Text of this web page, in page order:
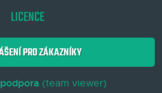
LICENCE
PRO ZÁKAZNÍKY
(team viewer)